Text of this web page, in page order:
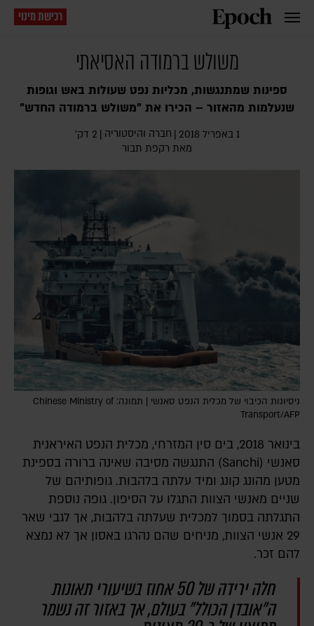
רכישת מינוי
משולש ברמודה האסיאתי
ספינות שמתנגשות, מכליות נפט שעולות באש וגופות
שנעלמות מהאזור – הכירו את "משולש ברמודה החדש"
1 באפריל 2018 | חברה והיסטוריה | 2 דק׳
מאת רקפת תבור
ניסיונות הכיבוי של מכלית הנפט סאנשי | תמונה: Chinese Ministry of
Transport/AFP
בינואר 2018, בים סין המזרחי, מכלית הנפט האיראנית
סאנשי (Sanchi) התנגשה מסיבה שאינה ברורה בספינת
מטען מהונג קונג ומיד עלתה בלהבות. גופותיהם של
שניים מאנשי הצוות התגלו על הסיפון. גופה נוספת
התגלתה בסמוך למכלית שעלתה בלהבות, אך לגבי שאר
29 אנשי הצוות, מניחים שהם נהרגו באסון אך לא נמצא
להם זכר.
חלה ירידה של 50 אחוז בשיעורי תאונות
ה"אובדן הכולל" בעולם, אך באזור זה נשמר